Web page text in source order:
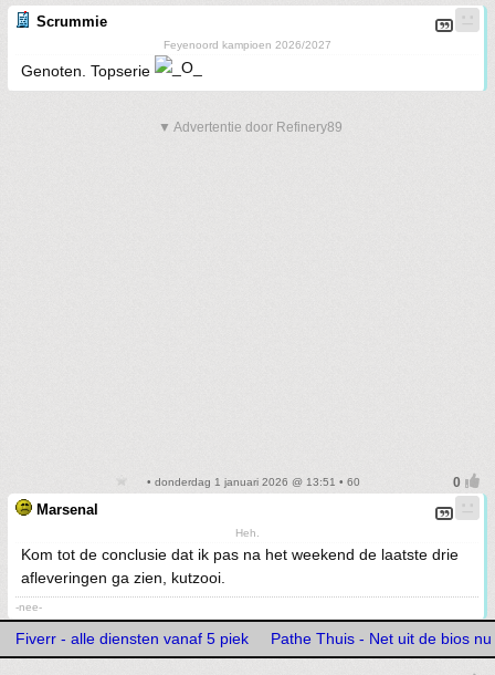
Scrummie
Feyenoord kampioen 2026/2027
Genoten. Topserie
▼ Advertentie door Refinery89
• donderdag 1 januari 2026 @ 13:51 • 60
Marsenal
Heh.
Kom tot de conclusie dat ik pas na het weekend de laatste drie
afleveringen ga zien, kutzooi.
-nee-
Fiverr - alle diensten vanaf 5 piek Pathe Thuis - Net uit de bios